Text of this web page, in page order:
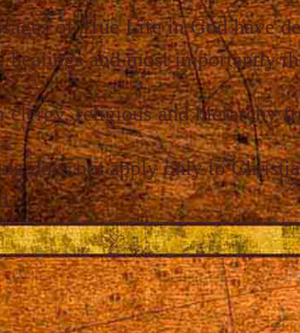
of True Life in God have
healings and most importantly
clergy, religious and hierarchy
does not apply only to